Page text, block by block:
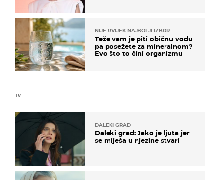
TV
DALEKI GRAD
Daleki grad: Jako je ljuta jer
se miješa u njezine stvari
NIJE UVIJEK NAJBOLJI IZBOR
Teže vam je piti običnu vodu
pa posežete za mineralnom?
Evo što to čini organizmu